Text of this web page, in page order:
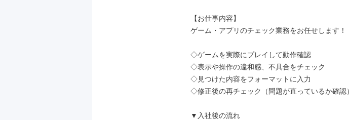
【お仕事内容】
ゲーム・アプリのチェック業務をお任せします！
◇ゲームを実際にプレイして動作確認
◇表示や操作の違和感、不具合をチェック
◇見つけた内容をフォーマットに入力
◇修正後の再チェック（問題が直っているか確認）
▼入社後の流れ